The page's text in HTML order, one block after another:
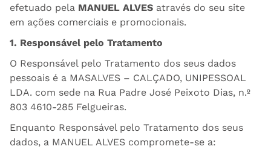
efetuado pela MANUEL ALVES através do seu site
em ações comerciais e promocionais.
1. Responsável pelo Tratamento
O Responsável pelo Tratamento dos seus dados
pessoais é a MASALVES – CALÇADO, UNIPESSOAL
LDA. com sede na Rua Padre José Peixoto Dias, n.º
803 4610-285 Felgueiras.
Enquanto Responsável pelo Tratamento dos seus
dados, a MANUEL ALVES compromete-se a: